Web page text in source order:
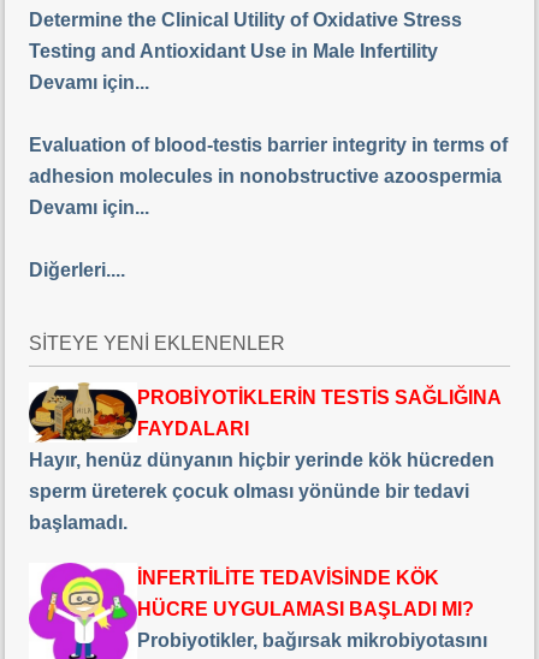
Determine the Clinical Utility of Oxidative Stress
Testing and Antioxidant Use in Male Infertility
Devamı için...
Evaluation of blood-testis barrier integrity in terms of
adhesion molecules in nonobstructive azoospermia
Devamı için...
Diğerleri....
SİTEYE YENİ EKLENENLER
PROBİYOTİKLERİN TESTİS SAĞLIĞINA
FAYDALARI
Hayır, henüz dünyanın hiçbir yerinde kök hücreden
sperm üreterek çocuk olması yönünde bir tedavi
başlamadı.
İNFERTİLİTE TEDAVİSİNDE KÖK
HÜCRE UYGULAMASI BAŞLADI MI?
Probiyotikler, bağırsak mikrobiyotasını